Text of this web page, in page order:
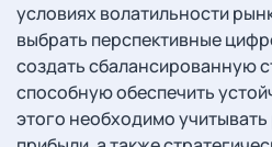
условиях волатильности
выбрать перспективные
создать сбалансированную
способную обеспечить
этого необходимо